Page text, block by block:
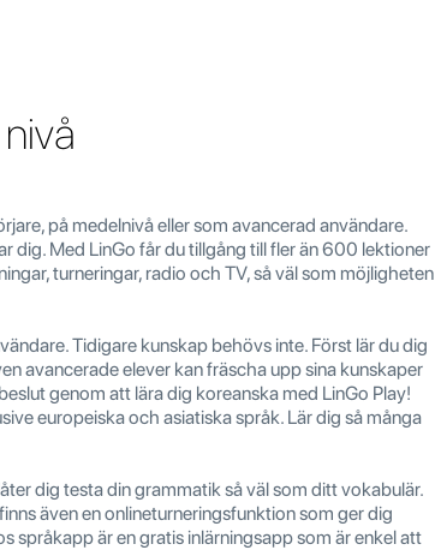
på medelnivå eller som avancerad användare.
dig. Med LinGo får du tillgång till fler än 600 lektioner
turneringar, radio och TV, så väl som möjligheten
Tidigare kunskap behövs inte. Först lär du dig
avancerade elever kan fräscha upp sina kunskaper
genom att lära dig koreanska med LinGo Play!
europeiska och asiatiska språk. Lär dig så många
dig testa din grammatik så väl som ditt vokabulär.
även en onlineturneringsfunktion som ger dig
språkapp är en gratis inlärningsapp som är enkel att